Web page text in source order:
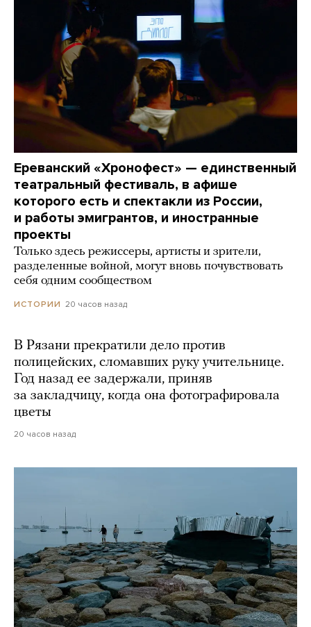
Ереванский «Хронофест» — единственный
театральный фестиваль, в афише
которого есть и спектакли из России,
и работы эмигрантов, и иностранные
проекты
Только здесь режиссеры, артисты и зрители,
разделенные войной, могут вновь почувствовать
себя одним сообществом
ИСТОРИИ 20 часов назад
В Рязани прекратили дело против
полицейских, сломавших руку учительнице.
Год назад ее задержали, приняв
за закладчицу, когда она фотографировала
цветы
20 часов назад